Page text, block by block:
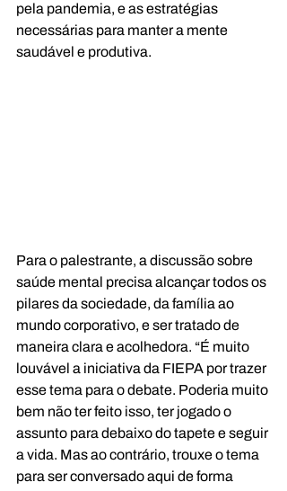
pela pandemia, e as estratégias
necessárias para manter a mente
saudável e produtiva.
Para o palestrante, a discussão sobre
saúde mental precisa alcançar todos os
pilares da sociedade, da família ao
mundo corporativo, e ser tratado de
maneira clara e acolhedora. “É muito
louvável a iniciativa da FIEPA por trazer
esse tema para o debate. Poderia muito
bem não ter feito isso, ter jogado o
assunto para debaixo do tapete e seguir
a vida. Mas ao contrário, trouxe o tema
para ser conversado aqui de forma